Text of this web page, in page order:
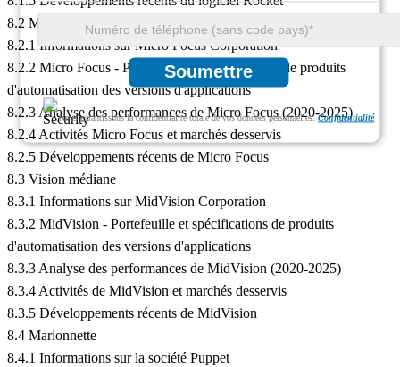
Soumettre
Nous garantissons la confidentialité totale de vos données personnelles.Confidentialité
8.2 Micro mise au point
8.2.1 Informations sur Micro Focus Corporation
8.2.2 Micro Focus - Portefeuille et spécifications de produits
d'automatisation des versions d'applications
8.2.3 Analyse des performances de Micro Focus (2020-2025)
8.2.4 Activités Micro Focus et marchés desservis
8.2.5 Développements récents de Micro Focus
8.3 Vision médiane
8.3.1 Informations sur MidVision Corporation
8.3.2 MidVision - Portefeuille et spécifications de produits
d'automatisation des versions d'applications
8.3.3 Analyse des performances de MidVision (2020-2025)
8.3.4 Activités de MidVision et marchés desservis
8.3.5 Développements récents de MidVision
8.4 Marionnette
8.4.1 Informations sur la société Puppet